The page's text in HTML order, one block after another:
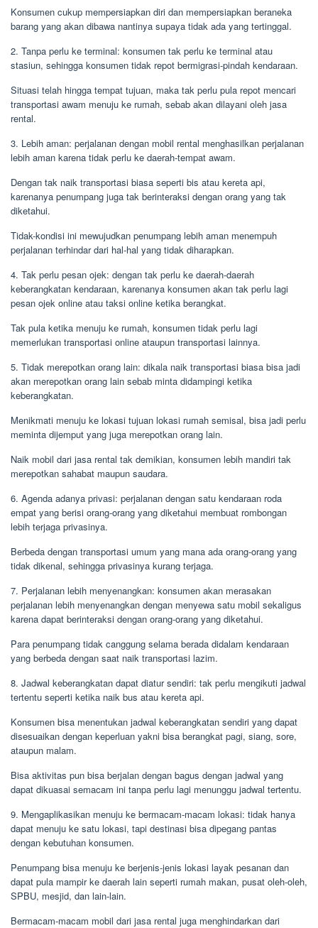
Konsumen cukup mempersiapkan diri dan mempersiapkan beraneka
barang yang akan dibawa nantinya supaya tidak ada yang tertinggal.
2. Tanpa perlu ke terminal: konsumen tak perlu ke terminal atau
stasiun, sehingga konsumen tidak repot bermigrasi-pindah kendaraan.
Situasi telah hingga tempat tujuan, maka tak perlu pula repot mencari
transportasi awam menuju ke rumah, sebab akan dilayani oleh jasa
rental.
3. Lebih aman: perjalanan dengan mobil rental menghasilkan perjalanan
lebih aman karena tidak perlu ke daerah-tempat awam.
Dengan tak naik transportasi biasa seperti bis atau kereta api,
karenanya penumpang juga tak berinteraksi dengan orang yang tak
diketahui.
Tidak-kondisi ini mewujudkan penumpang lebih aman menempuh
perjalanan terhindar dari hal-hal yang tidak diharapkan.
4. Tak perlu pesan ojek: dengan tak perlu ke daerah-daerah
keberangkatan kendaraan, karenanya konsumen akan tak perlu lagi
pesan ojek online atau taksi online ketika berangkat.
Tak pula ketika menuju ke rumah, konsumen tidak perlu lagi
memerlukan transportasi online ataupun transportasi lainnya.
5. Tidak merepotkan orang lain: dikala naik transportasi biasa bisa jadi
akan merepotkan orang lain sebab minta didampingi ketika
keberangkatan.
Menikmati menuju ke lokasi tujuan lokasi rumah semisal, bisa jadi perlu
meminta dijemput yang juga merepotkan orang lain.
Naik mobil dari jasa rental tak demikian, konsumen lebih mandiri tak
merepotkan sahabat maupun saudara.
6. Agenda adanya privasi: perjalanan dengan satu kendaraan roda
empat yang berisi orang-orang yang diketahui membuat rombongan
lebih terjaga privasinya.
Berbeda dengan transportasi umum yang mana ada orang-orang yang
tidak dikenal, sehingga privasinya kurang terjaga.
7. Perjalanan lebih menyenangkan: konsumen akan merasakan
perjalanan lebih menyenangkan dengan menyewa satu mobil sekaligus
karena dapat berinteraksi dengan orang-orang yang diketahui.
Para penumpang tidak canggung selama berada didalam kendaraan
yang berbeda dengan saat naik transportasi lazim.
8. Jadwal keberangkatan dapat diatur sendiri: tak perlu mengikuti jadwal
tertentu seperti ketika naik bus atau kereta api.
Konsumen bisa menentukan jadwal keberangkatan sendiri yang dapat
disesuaikan dengan keperluan yakni bisa berangkat pagi, siang, sore,
ataupun malam.
Bisa aktivitas pun bisa berjalan dengan bagus dengan jadwal yang
dapat dikuasai semacam ini tanpa perlu lagi menunggu jadwal tertentu.
9. Mengaplikasikan menuju ke bermacam-macam lokasi: tidak hanya
dapat menuju ke satu lokasi, tapi destinasi bisa dipegang pantas
dengan kebutuhan konsumen.
Penumpang bisa menuju ke berjenis-jenis lokasi layak pesanan dan
dapat pula mampir ke daerah lain seperti rumah makan, pusat oleh-oleh,
SPBU, mesjid, dan lain-lain.
Bermacam-macam mobil dari jasa rental juga menghindarkan dari